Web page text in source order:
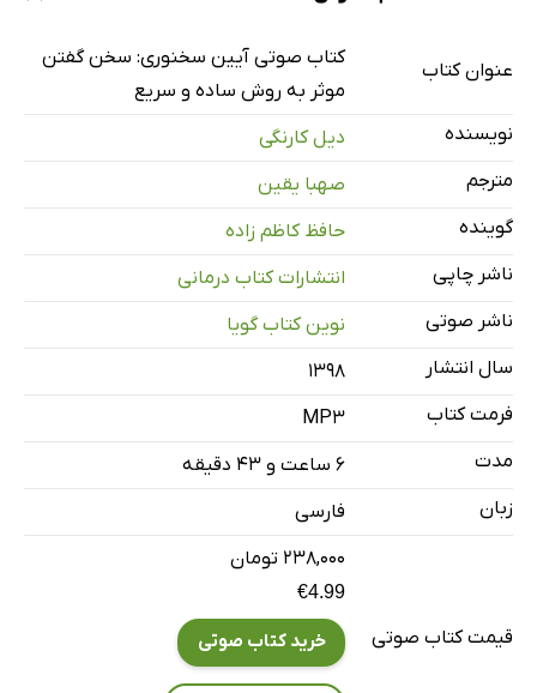
نمونه 2
فصل سوم: سخن گفتن موثر به روش ساده و سریع
بخش دوم: سخن، نطق، گوینده، ناطق، شنونده، مخاطب - فصل
فصل پنجم: روح بخشیدن به کلام
فصل ششم: شنونده را در کلام سهیم کردن
بخش سوم: قصد کنید فلبداهه و بی مطالعه سخن بگویید -
فصل هشتم: سخن گفتن به منظور آگاهی دادن
فصل دهم: فلبداهه سخن گفتن
عنوان کتاب
کتاب صوتی آیین سخنوری: سخن گفتن
موثر به روش ساده و سریع
نویسنده
دیل کارنگی
مترجم
صهبا یقین
گوینده
حافظ کاظم زاده
ناشر چاپی
انتشارات کتاب درمانی
ناشر صوتی
نوین کتاب گویا
سال انتشار
۱۳۹۸
فرمت کتاب
MP3
مدت
۶ ساعت و ۴۳ دقیقه
زبان
فارسی
قیمت کتاب صوتی
۲۳۸,۰۰۰ تومان
€4.99
خرید کتاب صوتی